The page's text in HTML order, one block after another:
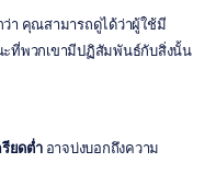
ว่า คุณสามารถดูได้ว่าผู้ใช้มี
ที่พวกเขามีปฏิสัมพันธ์กับสิ่งนั้น
ยดต่ำ อาจบ่งบอกถึงความ